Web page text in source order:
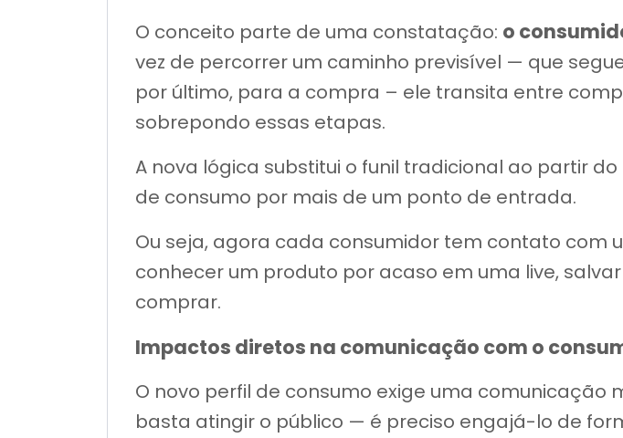
O conceito parte de uma constatação: o
vez de percorrer um caminho previsível — que
por último, para a compra – ele transita entre
sobrepondo essas etapas.
A nova lógica substitui o funil tradicional ao partir
de consumo por mais de um ponto de entrada.
Ou seja, agora cada consumidor tem contato com
conhecer um produto por acaso em uma live,
comprar.
Impactos diretos na comunicação com o
O novo perfil de consumo exige uma comunicação
basta atingir o público — é preciso engajá-lo de